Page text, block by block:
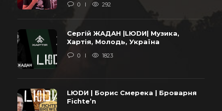
0 292
Сергій ЖАДАН |LЮDИ| Музика,
Хартія, Молодь, Україна
0 1823
LЮDИ | Борис Смерека | Броварня
Fichte’n